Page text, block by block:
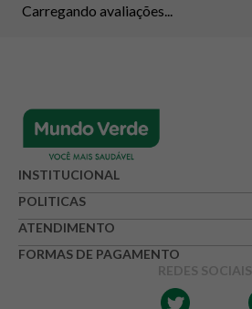
Carregando avaliações...
INSTITUCIONAL
POLITICAS
ATENDIMENTO
FORMAS DE PAGAMENTO
REDES SOCIAIS